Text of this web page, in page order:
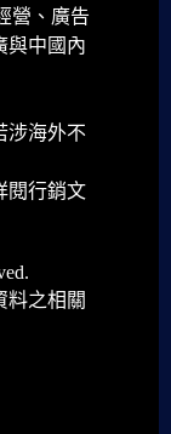
營、廣告
與中國內
涉海外不
閱行銷文
料之相關